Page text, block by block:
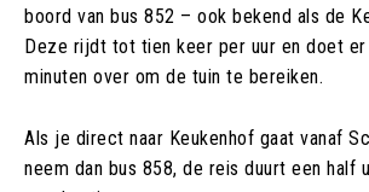
boord van bus 852 – ook bekend als de
Deze rijdt tot tien keer per uur en doet
minuten over om de tuin te bereiken.
Als je direct naar Keukenhof gaat vanaf
neem dan bus 858, de reis duurt een half